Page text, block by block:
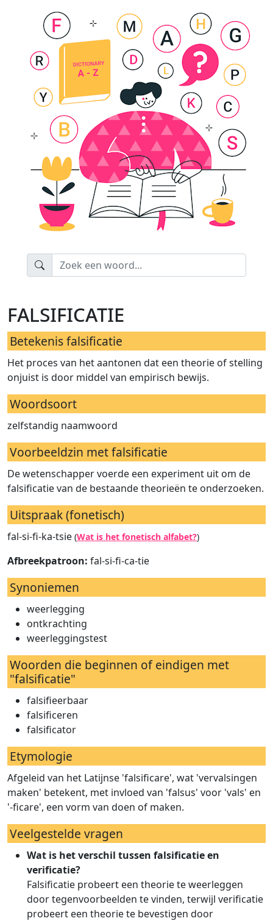
falsificatie
Betekenis falsificatie
Het proces van het aantonen dat een theorie of stelling
onjuist is door middel van empirisch bewijs.
Woordsoort
zelfstandig naamwoord
Voorbeeldzin met falsificatie
De wetenschapper voerde een experiment uit om de
falsificatie van de bestaande theorieën te onderzoeken.
Uitspraak (fonetisch)
fal-si-fi-ka-tsie (Wat is het fonetisch alfabet?)
Afbreekpatroon: fal-si-fi-ca-tie
Synoniemen
weerlegging
ontkrachting
weerleggingstest
Woorden die beginnen of eindigen met
"falsificatie"
falsifieerbaar
falsificeren
falsificator
Etymologie
Afgeleid van het Latijnse 'falsificare', wat 'vervalsingen
maken' betekent, met invloed van 'falsus' voor 'vals' en
'-ficare', een vorm van doen of maken.
Veelgestelde vragen
Wat is het verschil tussen falsificatie en
verificatie?
Falsificatie probeert een theorie te weerleggen
door tegenvoorbeelden te vinden, terwijl verificatie
probeert een theorie te bevestigen door